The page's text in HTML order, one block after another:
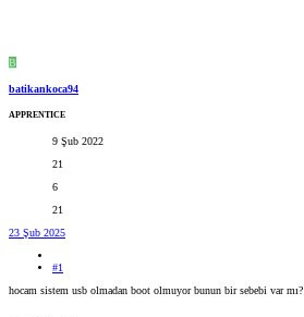
B
batikankoca94
APPRENTICE
9 Şub 2022
21
6
21
23 Şub 2025
#1
hocam sistem usb olmadan boot olmuyor bunun bir sebebi var mı?